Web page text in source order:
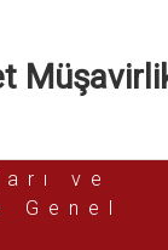
ve
Genel